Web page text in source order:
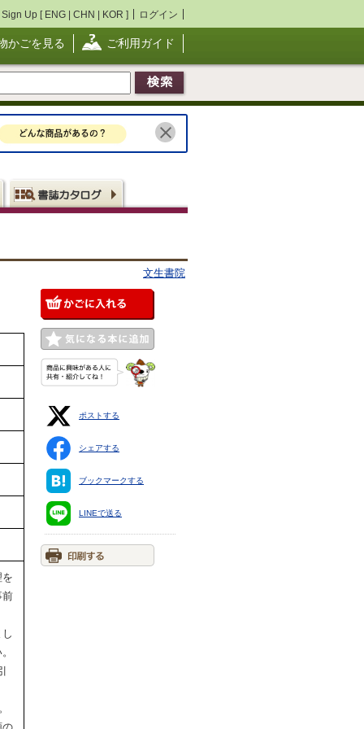
Sign Up [ ENG | CHN | KOR ] ログイン
かごを見る ご利用ガイド
文生書院
前
ポストする
シェアする
ブックマークする
LINEで送る